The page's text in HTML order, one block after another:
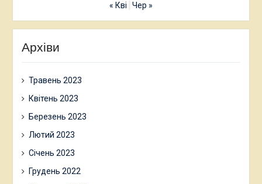
« Кві Чер »
Архіви
Травень 2023
Квітень 2023
Березень 2023
Лютий 2023
Січень 2023
Грудень 2022